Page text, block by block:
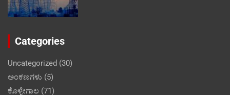
Categories
Uncategorized (30)
ಅಂಕಣಗಳು (5)
ಕೊಳ್ಳೇಗಾಲ (71)